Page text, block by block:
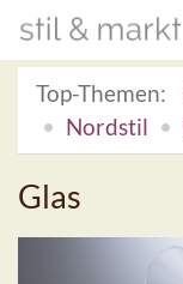
Top-Themen:
Nordstil
Glas